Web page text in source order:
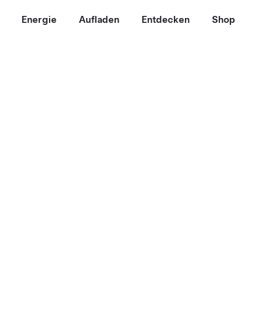
Energie Aufladen Entdecken Shop